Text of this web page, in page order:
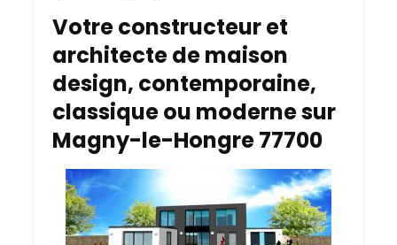
Votre constructeur et
architecte de maison
design, contemporaine,
classique ou moderne sur
Magny-le-Hongre 77700